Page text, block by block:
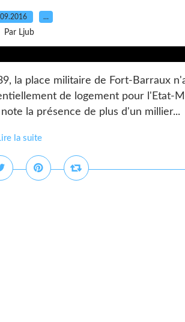
…
Par Ljub
la place militaire de Fort-Barraux
de logement pour l'Etat-
la présence de plus d'un millier...
la suite